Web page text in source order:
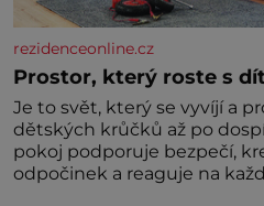
rezidenceonline.cz
Prostor, který roste s
Je to svět, který se vyvíjí a
dětských krůčků až po
pokoj podporuje bezpečí,
odpočinek a reaguje na